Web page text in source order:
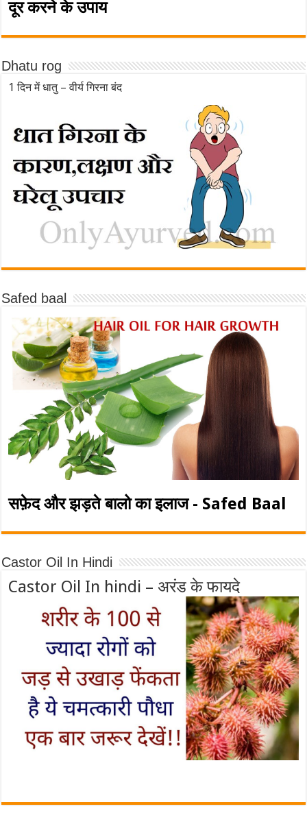
दूर करने के उपाय
Dhatu rog
1 दिन में धातु – वीर्य गिरना बंद
Safed baal
सफ़ेद और झड़ते बालो का इलाज - Safed Baal
Castor Oil In Hindi
Castor Oil In hindi – अरंड के फायदे